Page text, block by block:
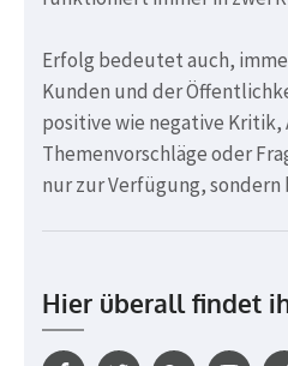
Erfolg bedeutet auch,
Kunden und der
positive wie negative Kritik,
Themenvorschläge oder
nur zur Verfügung, sondern
Hier überall findet